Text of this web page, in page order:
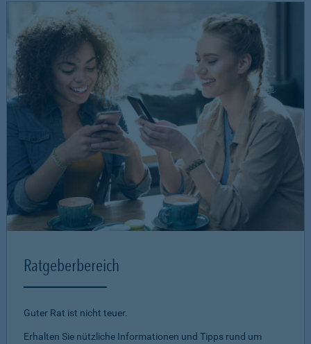
Ratgeberbereich
Guter Rat ist nicht teuer.
Erhalten Sie nützliche Informationen und Tipps rund um